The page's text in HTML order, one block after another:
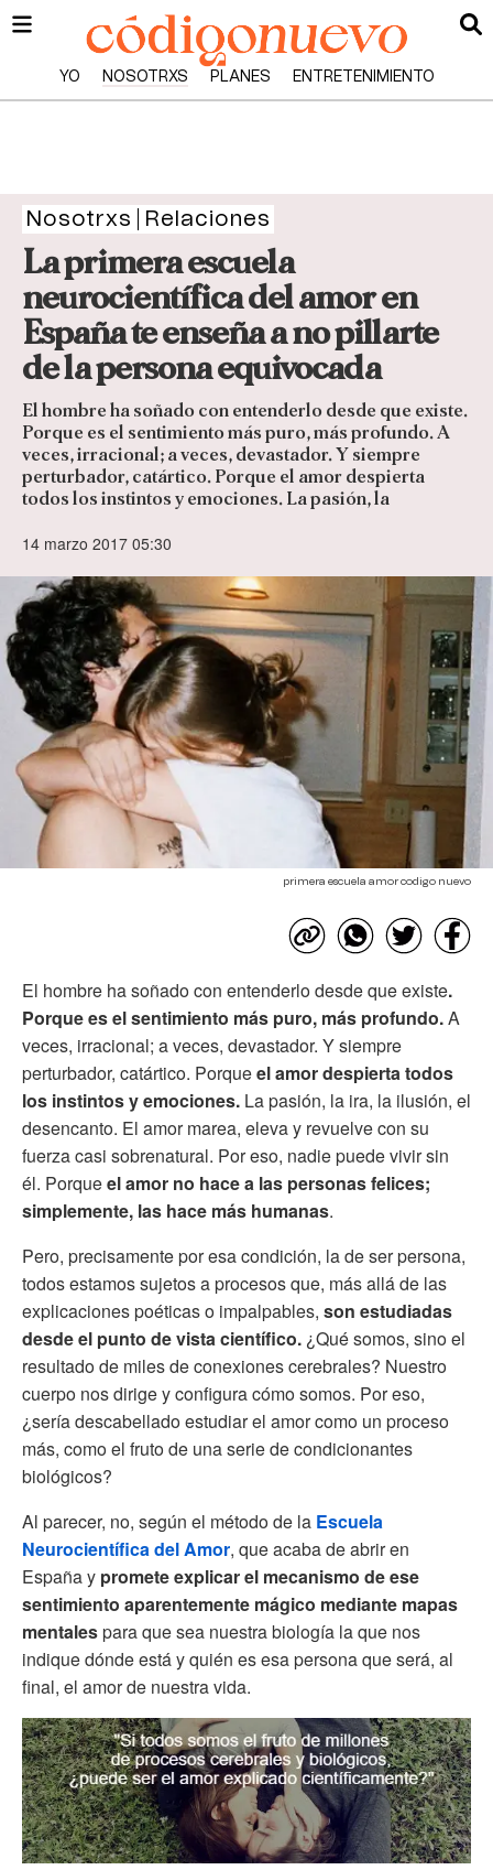
YO NOSOTRXS PLANES ENTRETENIMIENTO
Nosotrxs Relaciones
La primera escuela
neurocientífica del amor en
España te enseña a no pillarte
de la persona equivocada
El hombre ha soñado con entenderlo desde que existe.
Porque es el sentimiento más puro, más profundo. A
veces, irracional; a veces, devastador. Y siempre
perturbador, catártico. Porque el amor despierta
todos los instintos y emociones. La pasión, la
14 marzo 2017 05:30
primera escuela amor codigo nuevo
El hombre ha soñado con entenderlo desde que existe.
Porque es el sentimiento más puro, más profundo.A
veces, irracional; a veces, devastador. Y siempre
perturbador, catártico. Porqueel amor despierta todos
los instintos y emociones. La pasión, la ira, la ilusión, el
desencanto. El amor marea, eleva y revuelve con su
fuerza casi sobrenatural. Por eso, nadie puede vivir sin
él. Porqueel amor no hace a las personas felices;
simplemente, las hace más humanas.
Pero, precisamente por esa condición, la de ser persona,
todos estamos sujetos a procesos que, más allá de las
explicaciones poéticas o impalpables, son estudiadas
desde el punto de vista científico. ¿Qué somos, sino el
resultado de miles de conexiones cerebrales? Nuestro
cuerpo nos dirige y configura cómo somos. Por eso,
¿sería descabellado estudiar el amor como un proceso
más, como el fruto de una serie de condicionantes
biológicos?
Al parecer, no, según el método de la Escuela
Neurocientífica del Amor, que acaba de abrir en
España y promete explicar el mecanismo de ese
sentimiento aparentemente mágico mediante mapas
mentalespara que sea nuestra biología la que nos
indique dónde está y quién es esa persona que será, al
final, el amor de nuestra vida.